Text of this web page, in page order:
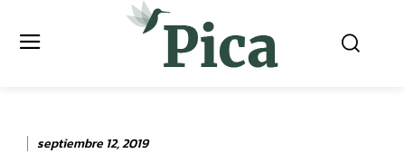
septiembre 12, 2019